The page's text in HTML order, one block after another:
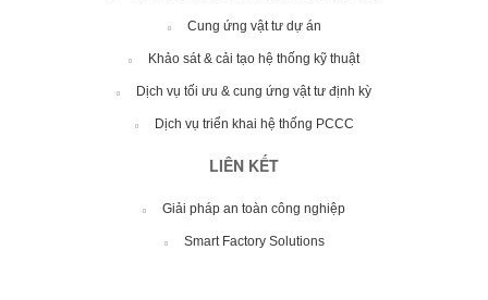
Cung ứng vật tư dự án
Khảo sát & cải tạo hệ thống kỹ thuật
Dịch vụ tối ưu & cung ứng vật tư định kỳ
Dịch vụ triển khai hệ thống PCCC
LIÊN KẾT
Giải pháp an toàn công nghiệp
Smart Factory Solutions